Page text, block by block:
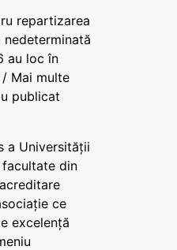
repartizarea
au loc în
Mai multe
publicat
a Universității
facultate din
ce
excelență